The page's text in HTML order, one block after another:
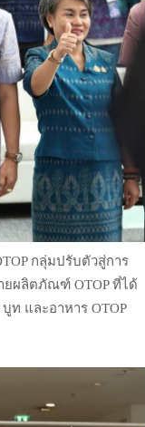
กลุ่มปรับตัวสู่การ
ยผลิตภัณฑ์ OTOP ที่ได้
ท และอาหาร OTOP